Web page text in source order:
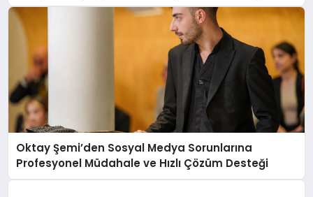
Oktay Şemi’den Sosyal Medya Sorunlarına
Profesyonel Müdahale ve Hızlı Çözüm Desteği